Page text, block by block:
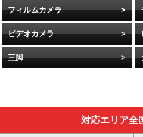
フィルムカメラ
ビデオカメラ
三脚
対応エリア全